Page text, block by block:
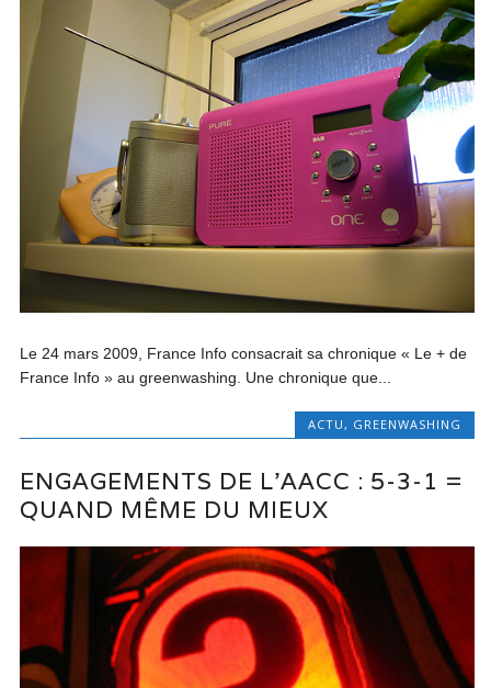
Le 24 mars 2009, France Info consacrait sa chronique « Le + de
France Info » au greenwashing. Une chronique que...
ACTU , GREENWASHING
ENGAGEMENTS DE L’AACC : 5-3-1 =
QUAND MÊME DU MIEUX